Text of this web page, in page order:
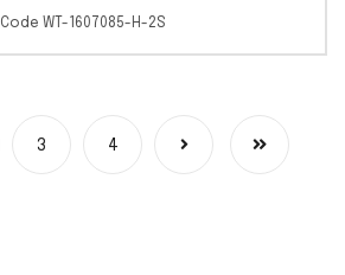
Code WT-1607085-H-2S
3 4